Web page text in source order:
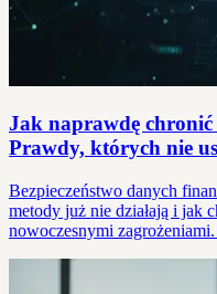
Jak naprawdę
Prawdy, których nie
Bezpieczeństwo danych
metody już nie działają i jak
nowoczesnymi